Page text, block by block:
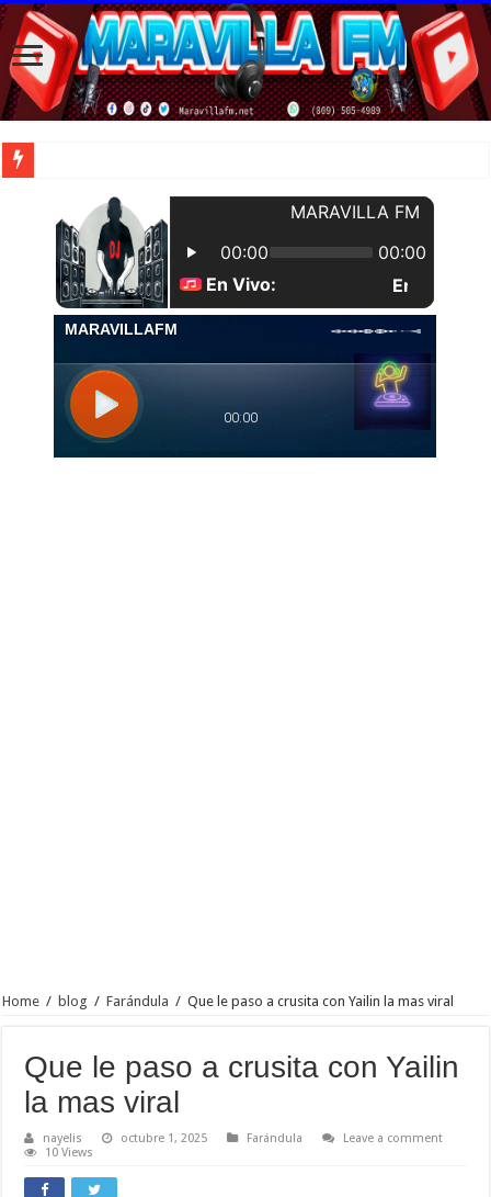
| Apunta estos lugares en tu lista de viajes para este año, ya que República
Home / blog / Farándula / Que le paso a crusita con Yailin la mas viral
Que le paso a crusita con Yailin
la mas viral
nayelis octubre 1, 2025 Farándula
Leave a comment
10 Views